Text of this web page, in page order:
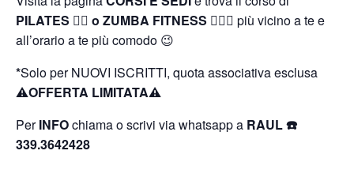
PILATES 🧘‍♀️ o ZUMBA FITNESS 🤸🏻‍♀️ più vicino a te e
all’orario a te più comodo 😉
*Solo per NUOVI ISCRITTI, quota associativa esclusa
⚠️OFFERTA LIMITATA⚠️
PerINFOchiama o scrivi via whatsapp a RAUL ☎️
339.3642428